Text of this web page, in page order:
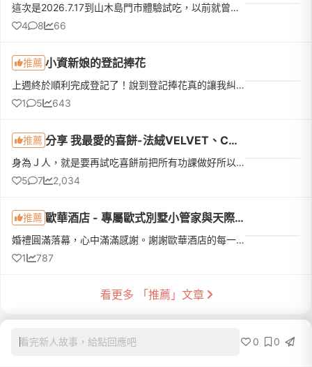
這次是2026.7.17到山木島門市體驗試吃，以前就曾經收過他們家的喜餅，連什麼時候收到、誰送的、好不好吃都忘了，但還是記得這家餅很漂亮（那個花！顏控無誤）所以就排進了試吃名單！先給大家看一下口味：試吃體驗和...
4
8 66
推薦 小資新娘的登記捧花
上週終於順利完成登記了！說到登記捧花真的讓我糾結一陣子。一開始先生覺得去戶政事務所拍個照，找間花店買束鮮花就好。但我去問了幾間稍微有設計感的，報價都要兩三千塊。想到最近天氣這麼熱，鮮花拿在手上拍完大概...
1
5 643
推薦 分享 我最愛的喜餅-法絨VELVET、CANDY WEDDING、CHOCHOCO
身為Ｊ人，就是要再試吃喜餅前把所有功課做好所以，我直接鎖定我最喜歡的Top 3 - 法絨VELVET、CANDY WEDDING、CHOCHOCO這三家都是甜美又自帶仙氣的風格完完全全是我的菜💗首先，我公布我口袋名單最愛的第一家 | 法絨V...
5
7 2,034
推薦 歐華酒店 - 專屬歐式別墅小管家與天際線頂樓證婚儀式
婚禮圓滿落幕，心中滿滿感謝。謝謝歐華酒店的每一位工作人員，因為有你們細心又專業的協助，讓我們人生中最重要的一天充滿溫暖且美好。誠摯感謝 David 秦經理，謝謝您與歐華團隊從籌備到婚禮當天，都給予我們最專業...
1
787
看更多 「推薦」文章
看完新人故事，給點回應吧 0 0